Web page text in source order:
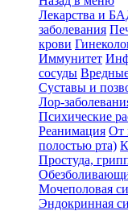
Лекарства и
заболевания
крови
Иммунитет
сосуды
Суставы и
Лор-
Психические
Реанимация От
полостью рта)
Простуда,
Мочеполовая
Эндокринная